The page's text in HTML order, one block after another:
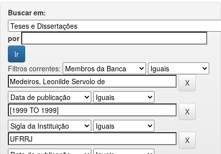
Buscar em:
por
Filtros correntes: